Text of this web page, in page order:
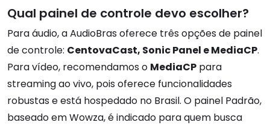
Qual painel de controle devo escolher?
Para áudio, a AudioBras oferece três opções de painel
de controle: CentovaCast, Sonic Panel e MediaCP.
Para vídeo, recomendamos o MediaCP para
streaming ao vivo, pois oferece funcionalidades
robustas e está hospedado no Brasil. O painel Padrão,
baseado em Wowza, é indicado para quem busca